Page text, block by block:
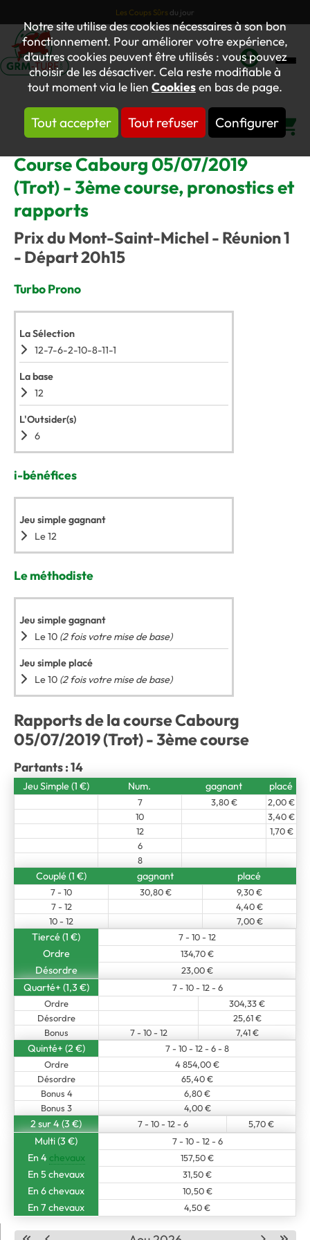
Notre site utilise des cookies nécessaires à son bon
fonctionnement. Pour améliorer votre expérience,
d’autres cookies peuvent être utilisés : vous pouvez
choisir de les désactiver. Cela reste modifiable à
tout moment via le lien Cookiesen bas de page.
Tout accepter Tout refuser Configurer
Les Coups Sûrs du jour
Mon
compte
Course Cabourg 05/07/2019
(Trot) - 3ème course, pronostics et
rapports
Prix du Mont-Saint-Michel - Réunion 1
- Départ 20h15
Turbo Prono
La Sélection
12-7-6-2-10-8-11-1
La base
12
L'Outsider(s)
6
i-bénéfices
Jeu simple gagnant
Le 12
Le méthodiste
Jeu simple gagnant
Le 10 (2 fois votre mise de base)
Jeu simple placé
Le 10 (2 fois votre mise de base)
Rapports de la course Cabourg
05/07/2019 (Trot) - 3ème course
Partants : 14
Jeu Simple (1 €) Num. gagnant placé
7 3,80 €
2,00 €
10
3,40 €
12
1,70 €
6
8
Couplé (1 €) gagnant placé
7 - 10 30,80 €
9,30 €
7 - 12
4,40 €
10 - 12
7,00 €
Tiercé (1 €) 7 - 10 - 12
Ordre 134,70 €
Désordre 23,00 €
Quarté+ (1,3 €)
7 - 10 - 12 - 6
Ordre
304,33 €
Désordre
25,61 €
Bonus
7 - 10 - 12 7,41 €
Quinté+ (2 €)
7 - 10 - 12 - 6 - 8
Ordre
4 854,00 €
Désordre
65,40 €
Bonus 4
6,80 €
Bonus 3
4,00 €
2 sur 4 (3 €) 7 - 10 - 12 - 6 5,70 €
Multi (3 €) 7 - 10 - 12 - 6
En 4 chevaux 157,50 €
En 5 chevaux 31,50 €
En 6 chevaux 10,50 €
En 7 chevaux 4,50 €